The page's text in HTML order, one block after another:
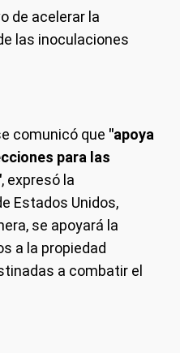
de acelerar la
las inoculaciones
comunicó que "apoya
para las
, expresó la
Estados Unidos,
se apoyará la
a la propiedad
a combatir el